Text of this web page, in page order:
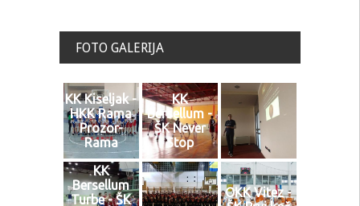
FOTO GALERIJA
KK Kiseljak -
HKK Rama
Prozor-
Rama
KK
Bersellum -
ŠK Never
Stop
KK
Bersellum
Turbe - ŠK
OKK Vitez -